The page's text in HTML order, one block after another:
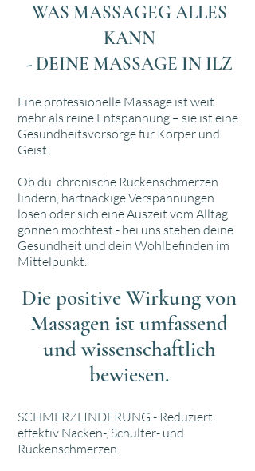
WAS MASSAGEG ALLES
KANN
- DEINE MASSAGE IN ILZ
Eine professionelle Massage ist weit
mehr als reine Entspannung – sie ist eine
Gesundheitsvorsorge für Körper und
Geist.
Ob du chronische Rückenschmerzen
lindern, hartnäckige Verspannungen
lösen oder sich eine Auszeit vom Alltag
gönnen möchtest - bei uns stehen deine
Gesundheit und dein Wohlbefinden im
Mittelpunkt.
Die positive Wirkung von
Massagen ist umfassend
und wissenschaftlich
bewiesen.
SCHMERZLINDERUNG - Reduziert
effektiv Nacken-, Schulter- und
Rückenschmerzen.